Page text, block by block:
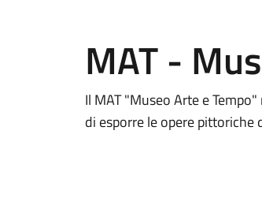
MAT -
Il MAT "Museo Arte e
di esporre le opere